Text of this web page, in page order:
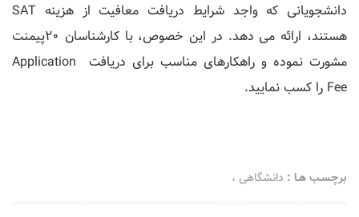
دانشجویانی که واجد شرایط دریافت معافیت از هزینه SAT
هستند، ارائه می دهد. در این خصوص، با کارشناسان 20پیمنت
مشورت نموده و راهکارهای مناسب برای دریافت Application
Fee را کسب نمایید.
برچسـب هـا : دانشگاهی ،